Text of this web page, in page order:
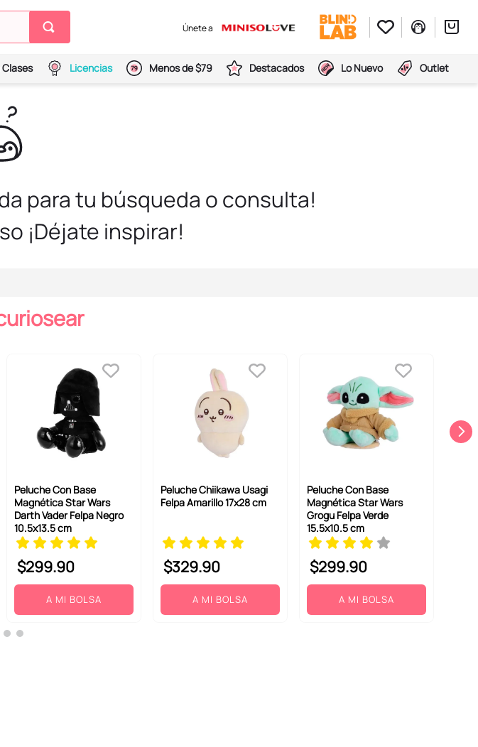
Únete a
Licencias Menos de $79 Destacados Lo Nuevo Outlet
para tu búsqueda o consulta!
¡Déjate inspirar!
Peluche Con Base
Magnética Star Wars
Darth Vader Felpa Negro
10.5x13.5 cm
$299.90
A MI BOLSA
Peluche Chiikawa Usagi
Felpa Amarillo 17x28 cm
$329.90
A MI BOLSA
Peluche Con Base
Magnética Star Wars
Grogu Felpa Verde
15.5x10.5 cm
$299.90
A MI BOLSA